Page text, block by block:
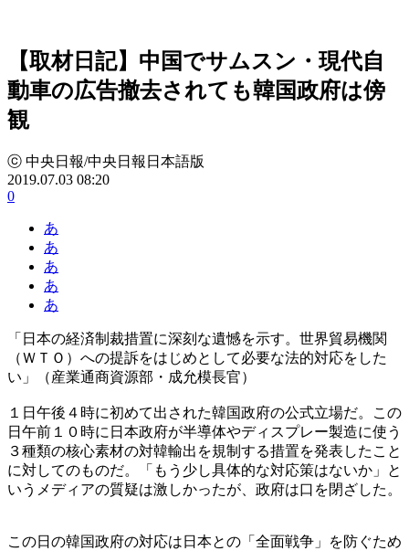
【取材日記】中国でサムスン・現代自
動車の広告撤去されても韓国政府は傍
観
ⓒ 中央日報/中央日報日本語版
2019.07.03 08:20
0
あ
あ
あ
あ
あ
「日本の経済制裁措置に深刻な遺憾を示す。世界貿易機関
（ＷＴＯ）への提訴をはじめとして必要な法的対応をした
い」（産業通商資源部・成允模長官）
１日午後４時に初めて出された韓国政府の公式立場だ。この
日午前１０時に日本政府が半導体やディスプレー製造に使う
３種類の核心素材の対韓輸出を規制する措置を発表したこと
に対してのものだ。「もう少し具体的な対応策はないか」と
いうメディアの質疑は激しかったが、政府は口を閉ざした。
この日の韓国政府の対応は日本との「全面戦争」を防ぐため